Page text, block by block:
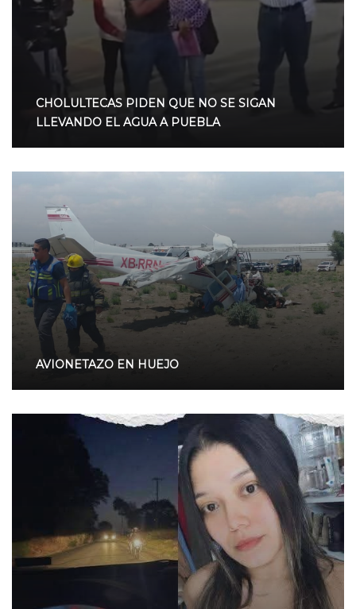
CHOLULTECAS PIDEN QUE NO SE SIGAN
LLEVANDO EL AGUA A PUEBLA
AVIONETAZO EN HUEJO